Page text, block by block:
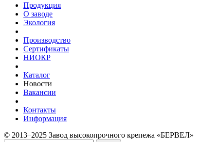
Продукция
О заводе
Экология
Производство
Сертификаты
НИОКР
Каталог
Новости
Вакансии
Контакты
Информация
© 2013–2025 Завод высокопрочного крепежа «БЕРВЕЛ»